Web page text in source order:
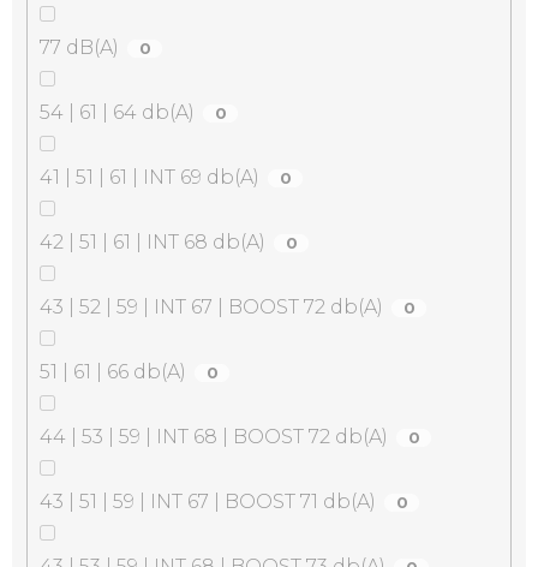
77 dB(A) 0
54 | 61 | 64 db(A) 0
41 | 51 | 61 | INT 69 db(A) 0
42 | 51 | 61 | INT 68 db(A) 0
43 | 52 | 59 | INT 67 | BOOST 72 db(A) 0
51 | 61 | 66 db(A) 0
44 | 53 | 59 | INT 68 | BOOST 72 db(A) 0
43 | 51 | 59 | INT 67 | BOOST 71 db(A) 0